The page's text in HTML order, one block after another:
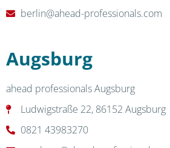
berlin@ahead-professionals.com
Augsburg
ahead professionals Augsburg
Ludwigstraße 22, 86152 Augsburg
0821 43983270